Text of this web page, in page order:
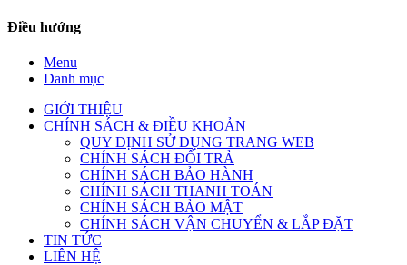
Điều hướng
Menu
Danh mục
GIỚI THIỆU
CHÍNH SÁCH & ĐIỀU KHOẢN
QUY ĐỊNH SỬ DỤNG TRANG WEB
CHÍNH SÁCH ĐỔI TRẢ
CHÍNH SÁCH BẢO HÀNH
CHÍNH SÁCH THANH TOÁN
CHÍNH SÁCH BẢO MẬT
CHÍNH SÁCH VẬN CHUYỂN & LẮP ĐẶT
TIN TỨC
LIÊN HỆ